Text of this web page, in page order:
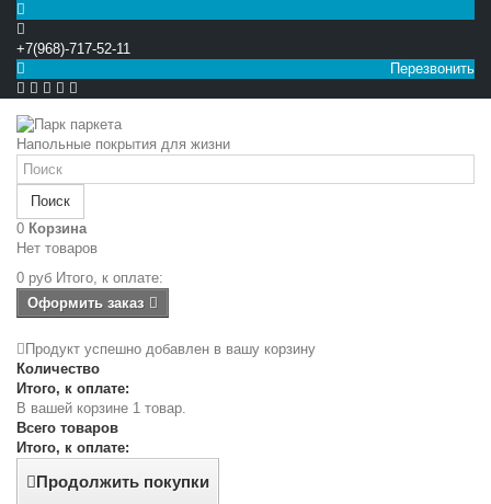
+7(968)-717-52-11
Перезвонить
 
Напольные покрытия для жизни
Поиск
0 Корзина
Нет товаров
0 руб Итого, к оплате:
Оформить заказ
Продукт успешно добавлен в вашу корзину
Количество
Итого, к оплате:
В вашей корзине 1 товар.
Всего товаров
Итого, к оплате:
Продолжить покупки